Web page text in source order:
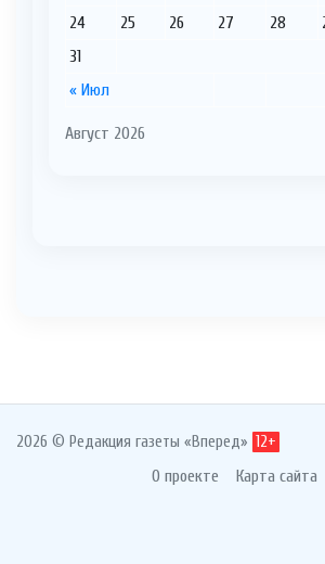
Август 2026
« Июл
24
25 26 27 28
31
2026 © Редакция газеты «Вперед» 12+
О проекте Карта сайта